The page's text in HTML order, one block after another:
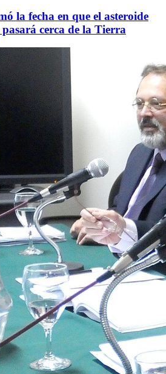
la fecha en que el asteroide
pasará cerca de la Tierra